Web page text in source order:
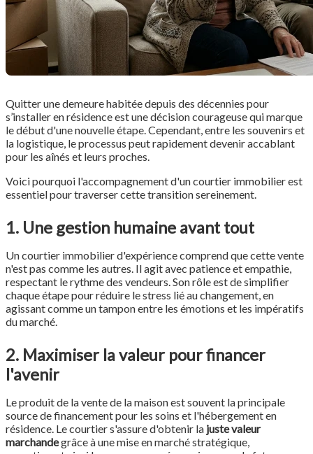
Quitter une demeure habitée depuis des décennies pour
s’installer en résidence est une décision courageuse qui marque
le début d'une nouvelle étape. Cependant, entre les souvenirs et
la logistique, le processus peut rapidement devenir accablant
pour les aînés et leurs proches.
Voici pourquoi l'accompagnement d'un courtier immobilier est
essentiel pour traverser cette transition sereinement.
1. Une gestion humaine avant tout
Un courtier immobilier d'expérience comprend que cette vente
n'est pas comme les autres. Il agit avec patience et empathie,
respectant le rythme des vendeurs. Son rôle est de simplifier
chaque étape pour réduire le stress lié au changement, en
agissant comme un tampon entre les émotions et les impératifs
du marché.
2. Maximiser la valeur pour financer
l'avenir
Le produit de la vente de la maison est souvent la principale
source de financement pour les soins et l'hébergement en
résidence. Le courtier s'assure d'obtenir la juste valeur
marchandegrâce à une mise en marché stratégique,